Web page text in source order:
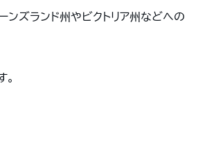
ンズランド州やビクトリア州などへの